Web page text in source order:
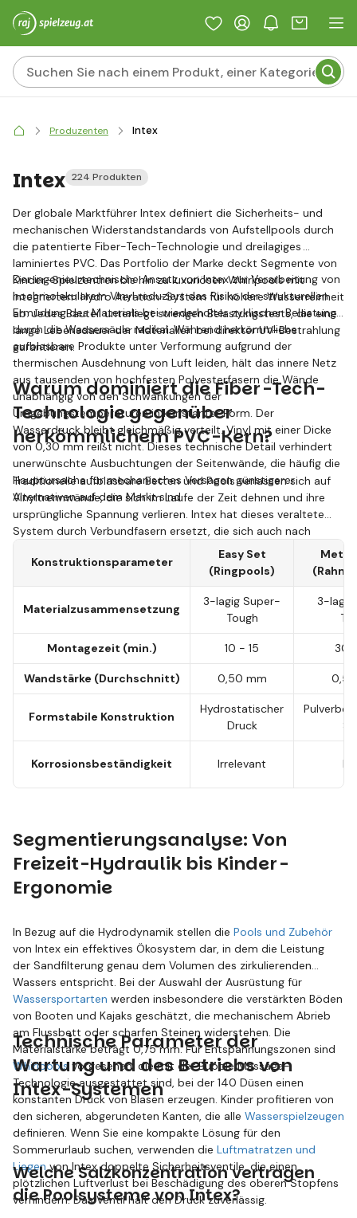
Produzenten Intex
Intex 224 Produkten
Der globale Marktführer Intex definiert die Sicherheits- und
mechanischen Widerstandstandards von Aufstellpools durch
die patentierte Fiber-Tech-Technologie und dreilagiges
laminiertes PVC. Das Portfolio der Marke deckt Segmente von
Kinder-Spielzentren bis hin zu luxuriösen Whirlpools mit
integriertem Hydro Aeration-System für höhere Wasserreinheit
ab. Jedes Bauteil unterliegt strengen Belastungstests, die eine
lange Lebensdauer der Materialien bei direkter UV-Bestrahlung
garantieren.
Der ingenieurtechnische Ansatz von Intex zur Verarbeitung von
hochmolekularem Vinyl reduziert das Risiko der strukturellen
Ermüdung des Materials bei wiederholter zyklischer Belastung
durch die Wassersäule radikal. Während herkömmliche
aufblasbare Produkte unter Verformung aufgrund der
thermischen Ausdehnung von Luft leiden, hält das innere Netz
aus tausenden von hochfesten Polyesterfasern die Wände
unabhängig von den Schwankungen der
Umgebungstemperaturen in konstanter Form. Der
Wasserdruck bleibt gleichmäßig verteilt. Vinyl mit einer Dicke
von 0,30 mm reißt nicht. Dieses technische Detail verhindert
unerwünschte Ausbuchtungen der Seitenwände, die häufig die
Hauptursache für mechanisches Versagen günstigerer
Alternativen auf dem Markt sind.
Warum dominiert die Fiber-Tech-
Technologie gegenüber
herkömmlichem PVC-Kern?
Traditionelle aufblasbare Betten und Pools verlassen sich auf
Vinyltrennwände, die sich im Laufe der Zeit dehnen und ihre
ursprüngliche Spannung verlieren. Intex hat dieses veraltete
System durch Verbundfasern ersetzt, die sich auch nach
Jahren intensiver Nutzung nicht dehnen. Dieses System
beeinflusst direkt die Steifigkeit der Fläche und den
Schlafkomfort sowie die Stabilität der Poolwand.
Konstruktionsparameter
Easy Set
(Ringpools)
Metal
Materialzusammensetzung
3-lagig Super-
Tough
3-
Montagezeit (min.) 10 - 15 30
Wandstärke (Durchschnitt) 0,50 mm
Formstabile Konstruktion
Hydrostatischer
Druck
Korrosionsbeständigkeit Irrelevant
Segmentierungsanalyse: Von
Freizeit-Hydraulik bis Kinder-
Ergonomie
In Bezug auf die Hydrodynamik stellen die Pools und Zubehör
von Intex ein effektives Ökosystem dar, in dem die Leistung
der Sandfilterung genau dem Volumen des zirkulierenden
Wassers entspricht. Bei der Auswahl der Ausrüstung für
Wassersportarten werden insbesondere die verstärkten Böden
von Booten und Kajaks geschätzt, die mechanischem Abrieb
am Flussbett oder scharfen Steinen widerstehen. Die
Materialstärke beträgt 0,75 mm. Für Entspannungszonen sind
Whirlpoolsvorgesehen, die mit der Bubble Massage-
Technologie ausgestattet sind, bei der 140 Düsen einen
konstanten Druck von Blasen erzeugen. Kinder profitieren von
den sicheren, abgerundeten Kanten, die alle Wasserspielzeugen
definieren. Wenn Sie eine kompakte Lösung für den
Sommerurlaub suchen, verwenden die Luftmatratzen und
Liegenvon Intex doppelte Sicherheitsventile, die einen
plötzlichen Luftverlust bei Beschädigung des oberen Stopfens
verhindern. Das Ventil hält den Druck zuverlässig.
Technische Parameter der
Wartung und des Betriebs von
Intex-Systemen
Welche Salzkonzentration vertragen
die Poolsysteme von Intex?